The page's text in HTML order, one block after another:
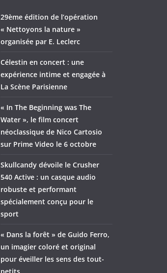
29ème édition de l’opération
« Nettoyons la nature »
organisée par E. Leclerc
Célestin en concert : une
expérience intime et engagée à
La Scène Parisienne
« In The Beginning was The
Water », le film concert
néoclassique de Nico Cartosio
sur Prime Video le 6 octobre
Skullcandy dévoile le Crusher
540 Active : un casque audio
robuste et performant
spécialement conçu pour le
sport
« Dans la forêt » de Guido Ferro,
un imagier coloré et original
pour éveiller les sens des tout-